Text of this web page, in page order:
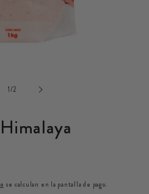
1/de
2
se calculan en la pantalla de pago.